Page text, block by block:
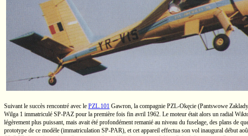
Suivant le succès rencontré avec le PZL.101 Gawron, la compagnie PZL-Okęcie (Pantswowe
Wilga 1 immatriculé SP-PAZ pour la première fois fin avril 1962. Le moteur était alors un radial
légèrement plus puissant, mais avait été profondément remanié au niveau du fuselage, des plans
prototype de ce modèle (immatriculation SP-PAR), et cet appareil effectua son vol inaugural début